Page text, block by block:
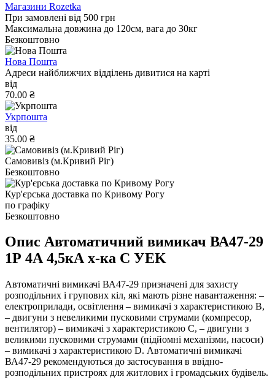
Магазини Rozetka
При замовлені від 500 грн
Максимальна довжина до 120см, вага до 30кг
Безкоштовно
Нова Пошта
Адреси найближчих відділень дивитися на карті
від
70.00 ₴
Укрпошта
від
35.00 ₴
Самовивіз (м.Кривий Ріг)
Безкоштовно
Кур'єрська доставка по Кривому Рогу
по графіку
Безкоштовно
Опис Автоматичний вимикач ВА47-29
1Р 4А 4,5кА х-ка C УEK
Автоматичні вимикачі ВА47-29 призначені для захисту
розподільних і групових кіл, які мають різне навантаження: –
електроприлади, освітлення – вимикачі з характеристикою B,
– двигуни з невеликими пусковими струмами (компресор,
вентилятор) – вимикачі з характеристикою C, – двигуни з
великими пусковими струмами (підйомні механізми, насоси)
– вимикачі з характеристикою D. Автоматичні вимикачі
ВА47-29 рекомендуються до застосування в ввідно-
розподільних пристроях для житлових і громадських будівель.